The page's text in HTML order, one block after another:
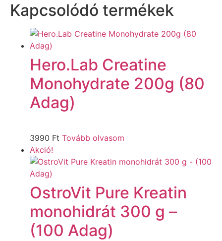
Kapcsolódó termékek
Hero.Lab Creatine
Monohydrate 200g (80
Adag)
3990 Ft Tovább olvasom
Akció!
OstroVit Pure Kreatin
monohidrát 300 g –
(100 Adag)